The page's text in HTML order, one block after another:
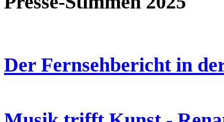
Der Fernsehbericht in